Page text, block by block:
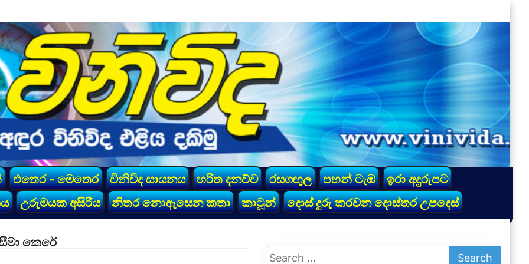
එතෙර - මෙතෙර විනිවිද සායනය හරිත දනව්ව රසගඟුල පහන් ටැඹ
ඉරා අදුරුපට
උරුමයක අසිරිය නිතර නොඇසෙන කතා කාටූන් දොස් දුරු කරවන දොස්තර උපදෙස්
කෙරේ